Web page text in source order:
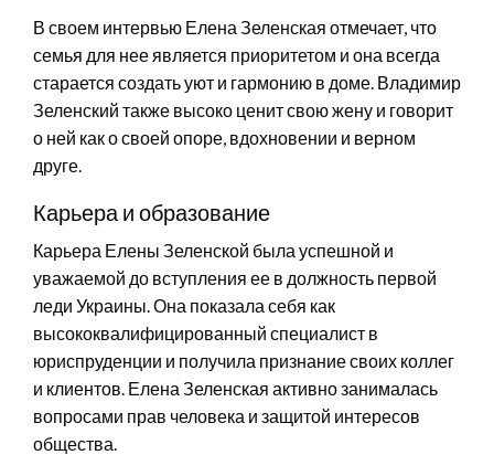
В своем интервью Елена Зеленская отмечает, что
семья для нее является приоритетом и она всегда
старается создать уют и гармонию в доме. Владимир
Зеленский также высоко ценит свою жену и говорит
о ней как о своей опоре, вдохновении и верном
друге.
Карьера и образование
Карьера Елены Зеленской была успешной и
уважаемой до вступления ее в должность первой
леди Украины. Она показала себя как
высококвалифицированный специалист в
юриспруденции и получила признание своих коллег
и клиентов. Елена Зеленская активно занималась
вопросами прав человека и защитой интересов
общества.